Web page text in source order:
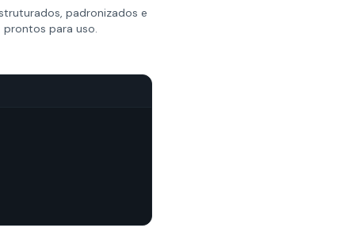
padronizados e
prontos para uso.